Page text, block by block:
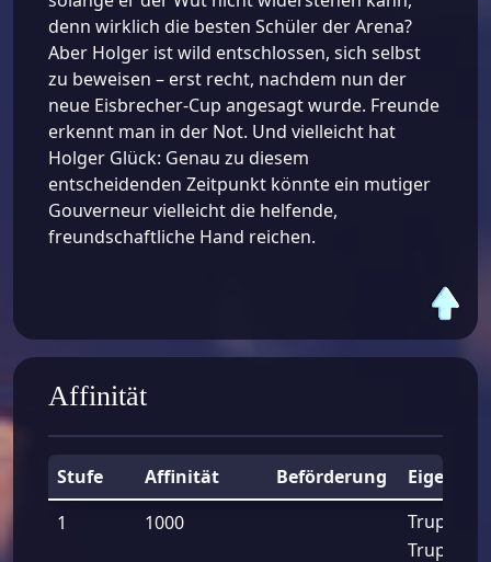
denn wirklich die besten Schüler der Arena?
Aber Holger ist wild entschlossen, sich selbst
zu beweisen – erst recht, nachdem nun der
neue Eisbrecher-Cup angesagt wurde. Freunde
erkennt man in der Not. Und vielleicht hat
Holger Glück: Genau zu diesem
entscheidenden Zeitpunkt könnte ein mutiger
Gouverneur vielleicht die helfende,
freundschaftliche Hand reichen.
Affinität
Stufe Affinität Beförderung
1
1000
Trupp
Trupp